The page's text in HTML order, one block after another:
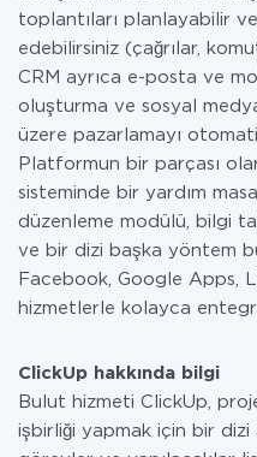
toplantıları planlayabilir
edebilirsiniz (çağrılar,
CRM ayrıca e-posta ve
oluşturma ve sosyal
üzere pazarlamayı
Platformun bir parçası
sisteminde bir yardım
düzenleme modülü, bilgi
ve bir dizi başka yöntem
Facebook, Google Apps,
hizmetlerle kolayca
ClickUp hakkında bilgi
Bulut hizmeti ClickUp,
işbirliği yapmak için bir dizi